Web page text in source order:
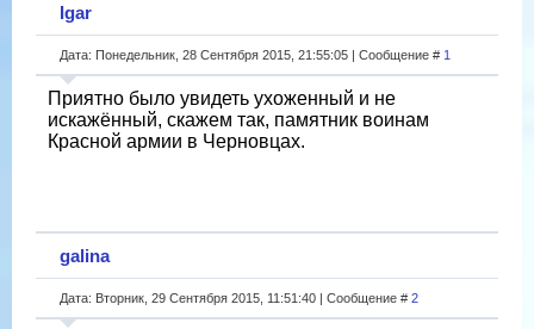
Igar
Дата: Понедельник, 28 Сентября 2015, 21:55:05 | Сообщение # 1
Приятно было увидеть ухоженный и не
искажённый, скажем так, памятник воинам
Красной армии в Черновцах.
galina
Дата: Вторник, 29 Сентября 2015, 11:51:40 | Сообщение # 2